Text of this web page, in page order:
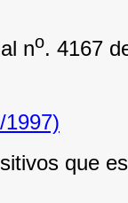
no. 4167
1997)
que